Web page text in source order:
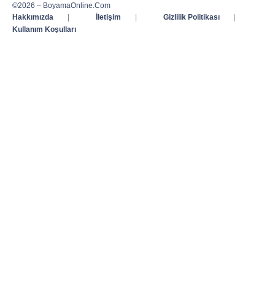
©2026 – BoyamaOnline.Com
Hakkımızda
| İletişim | Gizlilik Politikası
|
Kullanım Koşulları